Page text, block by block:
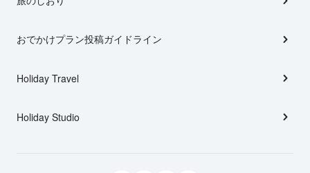
おでかけプラン投稿ガイドライン
Holiday Travel
Holiday Studio